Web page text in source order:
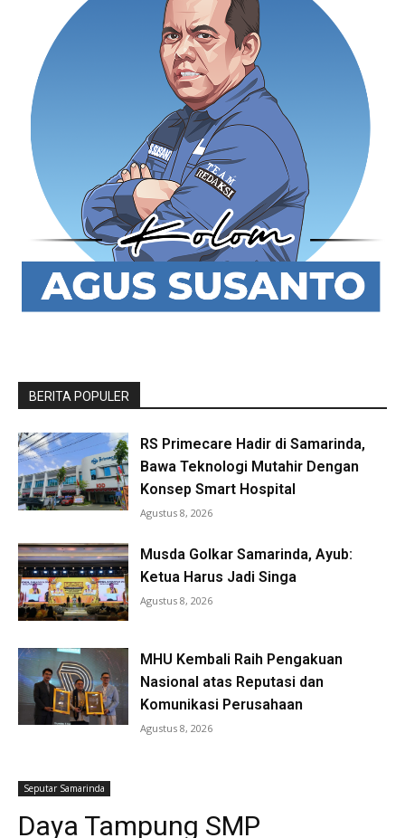
BERITA POPULER
RS Primecare Hadir di Samarinda,
Bawa Teknologi Mutahir Dengan
Konsep Smart Hospital
Agustus 8, 2026
Musda Golkar Samarinda, Ayub:
Ketua Harus Jadi Singa
Agustus 8, 2026
MHU Kembali Raih Pengakuan
Nasional atas Reputasi dan
Komunikasi Perusahaan
Agustus 8, 2026